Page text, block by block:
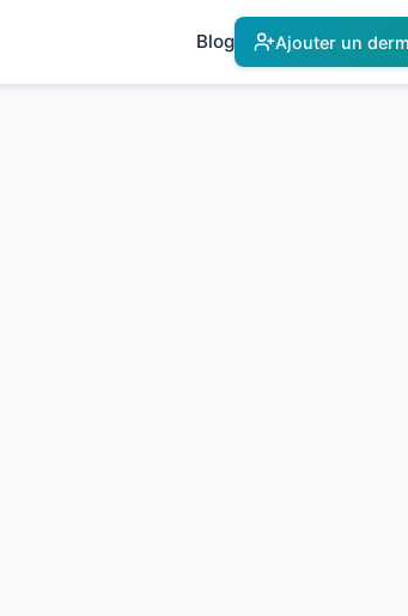
Blog Ajouter un